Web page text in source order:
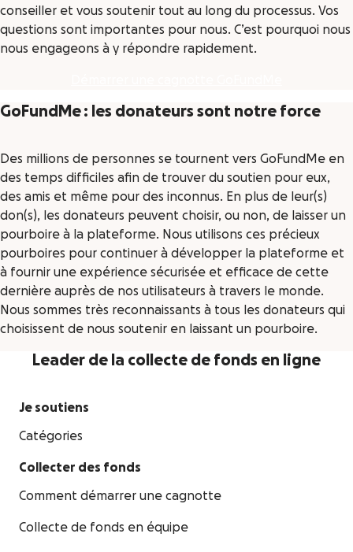
conseiller et vous soutenir tout au long du processus. Vos
questions sont importantes pour nous. C’est pourquoi nous
nous engageons à y répondre rapidement.
GoFundMe : les donateurs sont notre force
Des millions de personnes se tournent vers GoFundMe en
des temps difficiles afin de trouver du soutien pour eux,
des amis et même pour des inconnus. En plus de leur(s)
don(s), les donateurs peuvent choisir, ou non, de laisser un
pourboire à la plateforme. Nous utilisons ces précieux
pourboires pour continuer à développer la plateforme et
à fournir une expérience sécurisée et efficace de cette
dernière auprès de nos utilisateurs à travers le monde.
Nous sommes très reconnaissants à tous les donateurs qui
choisissent de nous soutenir en laissant un pourboire.
Leader de la collecte de fonds en ligne
Je soutiens
Catégories
Collecter des fonds
Comment démarrer une cagnotte
Collecte de fonds en équipe